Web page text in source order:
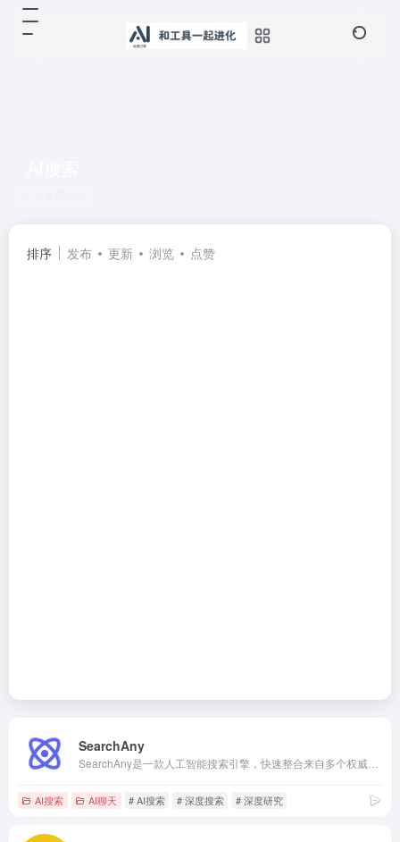
排序 发布 更新 浏览 点赞
SearchAny
AI搜索 AI聊天 # AI搜索 # 深度搜索 # 深度研究